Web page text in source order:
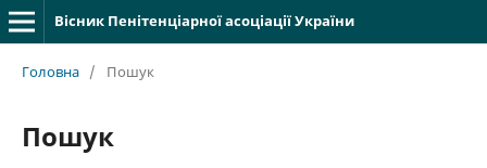
Вісник Пенітенціарної асоціації України
Головна / Пошук
Пошук